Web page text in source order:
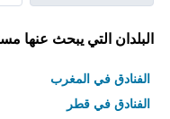
البلدان التي يبحث عنها
الفنادق في المغرب
الفنادق في قطر